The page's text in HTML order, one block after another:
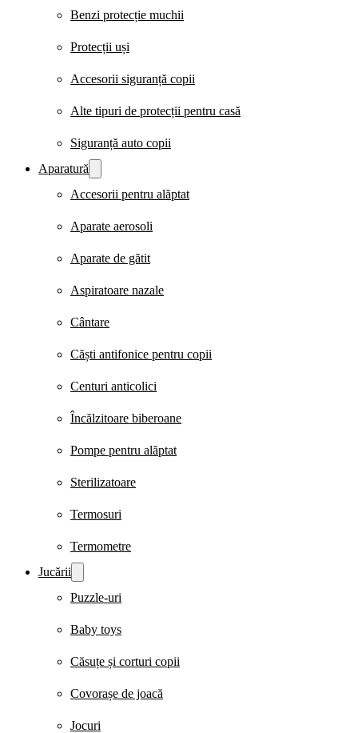
Benzi protecție muchii
Protecții uși
Accesorii siguranță copii
Alte tipuri de protecții pentru casă
Siguranță auto copii
Aparatură
Accesorii pentru alăptat
Aparate aerosoli
Aparate de gătit
Aspiratoare nazale
Cântare
Căști antifonice pentru copii
Centuri anticolici
Încălzitoare biberoane
Pompe pentru alăptat
Sterilizatoare
Termosuri
Termometre
Jucării
Puzzle-uri
Baby toys
Căsuțe și corturi copii
Covorașe de joacă
Jocuri